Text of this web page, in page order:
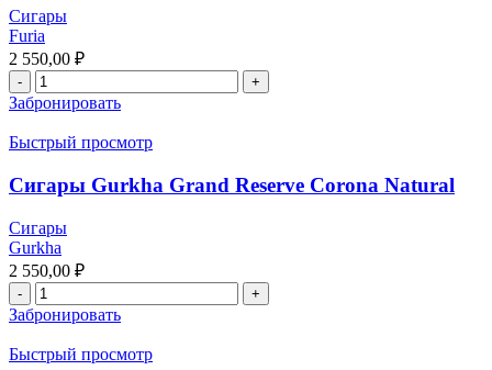
Сигары
Furia
2 550,00 ₽
Забронировать
Быстрый просмотр
Сигары Gurkha Grand Reserve Corona Natural
Сигары
Gurkha
2 550,00 ₽
Забронировать
Быстрый просмотр